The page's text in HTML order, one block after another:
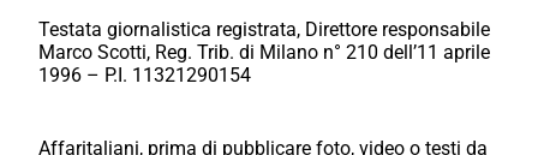
Testata giornalistica registrata, Direttore responsabile
Marco Scotti, Reg. Trib. di Milano n° 210 dell’11 aprile
1996 – P.I. 11321290154
Affaritaliani, prima di pubblicare foto, video o testi da